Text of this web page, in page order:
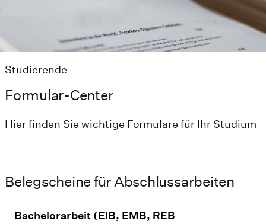
Studierende
Formular-Center
Hier finden Sie wichtige Formulare für Ihr Studium
Belegscheine für Abschlussarbeiten
Bachelorarbeit (EIB, EMB, REB